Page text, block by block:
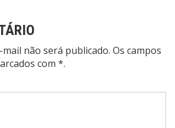
não será publicado. Os campos
com *.